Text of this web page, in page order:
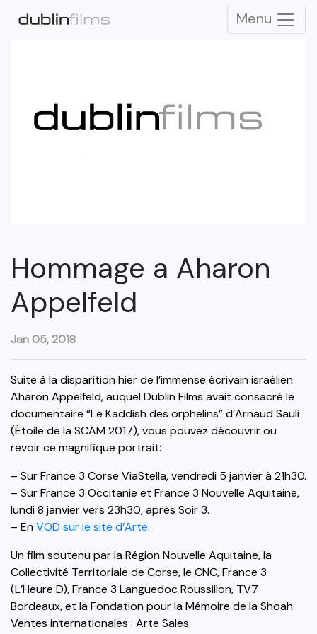
Menu
Hommage a Aharon
Appelfeld
Jan 05, 2018
Suite à la disparition hier de l’immense écrivain israélien
Aharon Appelfeld, auquel Dublin Films avait consacré le
documentaire “Le Kaddish des orphelins” d’Arnaud Sauli
(Étoile de la SCAM 2017), vous pouvez découvrir ou
revoir ce magnifique portrait:
– Sur France 3 Corse ViaStella, vendredi 5 janvier à 21h30.
– Sur France 3 Occitanie et France 3 Nouvelle Aquitaine,
lundi 8 janvier vers 23h30, après Soir 3.
– EnVOD sur le site d’Arte.
Un film soutenu par la Région Nouvelle Aquitaine, la
Collectivité Territoriale de Corse, le CNC, France 3
(L’Heure D), France 3 Languedoc Roussillon, TV7
Bordeaux, et la Fondation pour la Mémoire de la Shoah.
Ventes internationales : Arte Sales